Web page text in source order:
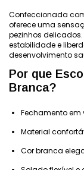
Confeccionada
oferece uma
pezinhos
estabilidade e
desenvolvimento
Por que
Branca?
Fechamento em
Material
Cor branca